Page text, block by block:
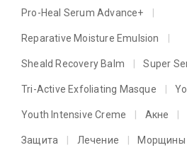
Pro-Heal Serum Advance+
Reparative Moisture Emulsion
Sheald Recovery Balm Super
Tri-Active Exfoliating Masque
Youth Intensive Creme Акне
Защита Лечение Морщины